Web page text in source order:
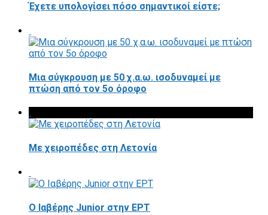
Έχετε υπολογίσει πόσο σημαντικοί είστε;
Μια σύγκρουση με 50 χ.α.ω. ισοδυναμεί με
πτώση από τον 5ο όροφο
Με χειροπέδες στη Λετονία
Ο Ιαβέρης Junior στην ΕΡΤ